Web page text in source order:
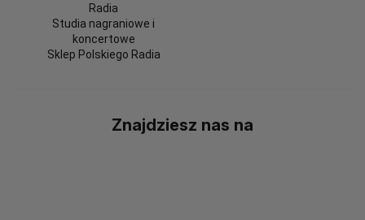
Radia
Studia nagraniowe i
koncertowe
Sklep Polskiego Radia
Znajdziesz nas na